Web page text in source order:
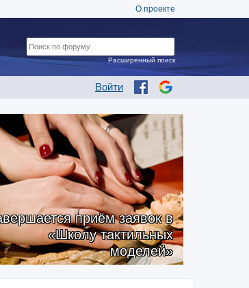
О проекте
Войти
Расширенный поиск
приём заявок в
«Школу тактильных
моделей»